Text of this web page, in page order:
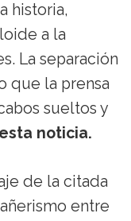
historia,
a la
La separación
que la prensa
sueltos y
noticia.
de la citada
entre